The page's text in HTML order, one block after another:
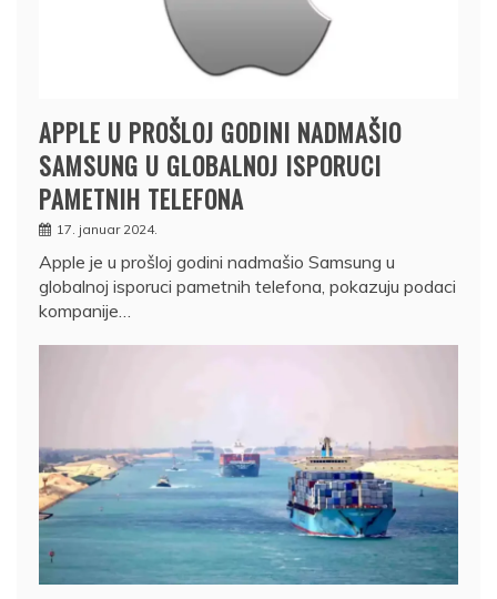
APPLE U PROŠLOJ GODINI NADMAŠIO
SAMSUNG U GLOBALNOJ ISPORUCI
PAMETNIH TELEFONA
17. januar 2024.
Apple je u prošloj godini nadmašio Samsung u
globalnoj isporuci pametnih telefona, pokazuju podaci
kompanije…